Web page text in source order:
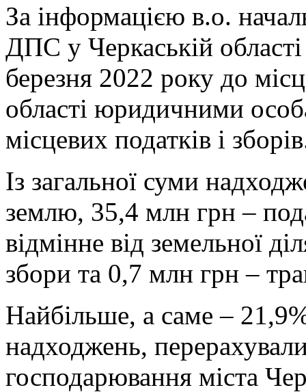
За інформацією в.о.
ДПС у Черкаській
березня 2022 року до
області юридичними
місцевих податків і
Із загальної суми
землю, 35,4 млн грн –
відмінне від земельної
збори та 0,7 млн грн –
Найбільше, а саме –
надходжень,
господарювання міста